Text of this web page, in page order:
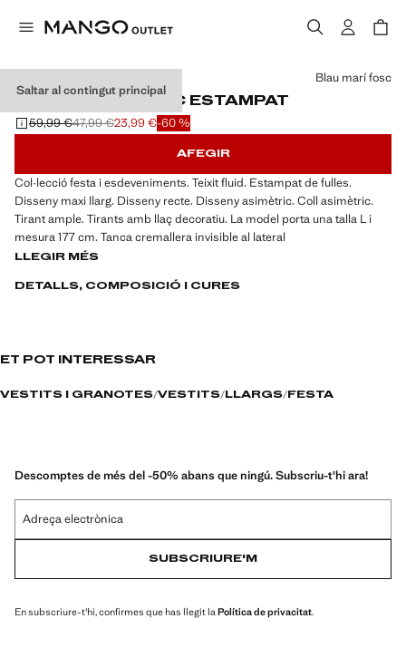
Saltar al contingut principal
VESTIT ASIMÈTRIC ESTAMPAT
Preu inicial ratllat [59,99 € ]
59,99 €
Segon preu ratllat [47,99 € ]
47,99 €
Preu actual [23,99 € ]23,99 €-60 %
Selecciona un color
Blau marí fosc
AFEGIR
Col·lecció festa i esdeveniments. Teixit fluid. Estampat de fulles.
Disseny maxi llarg. Disseny recte. Disseny asimètric. Coll asimètric.
Tirant ample. Tirants amb llaç decoratiu. La model porta una talla L i
mesura 177 cm. Tanca cremallera invisible al lateral
LLEGIR MÉS
DETALLS, COMPOSICIÓ I CURES
ET POT INTERESSAR
VESTITS I GRANOTES VESTITS LLARGS FESTA
Descomptes de més del -50% abans que ningú. Subscriu-t'hi ara!
Adreça electrònica
SUBSCRIURE'M
En subscriure-t'hi, confirmes que has llegit la Política de privacitat.